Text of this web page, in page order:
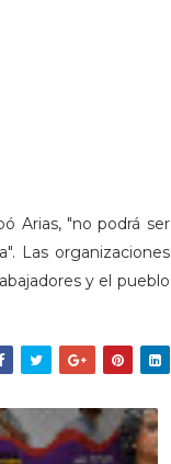
Arias, "no podrá ser
Las organizaciones
y el pueblo